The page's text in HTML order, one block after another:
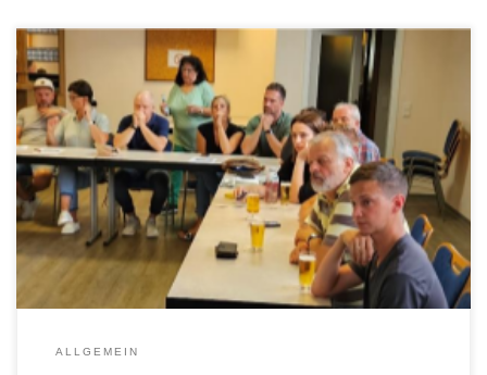
Beitrag zur Dorfmoderation in Sainscheid. Dorfmoderation in
Sainscheid
ALLGEMEIN